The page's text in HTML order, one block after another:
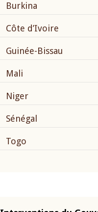
Burkina
Côte d’Ivoire
Guinée-Bissau
Mali
Niger
Sénégal
Togo